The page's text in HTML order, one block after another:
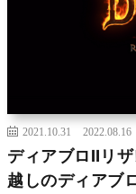
2021.10.31 2022.08.16
ディアブロⅡリ
越しのディアブ